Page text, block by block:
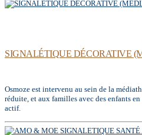
SIGNALÉTIQUE DÉCORATIVE
Osmoze est intervenu au sein de la
réduite, et aux familles avec des enfants
actif.